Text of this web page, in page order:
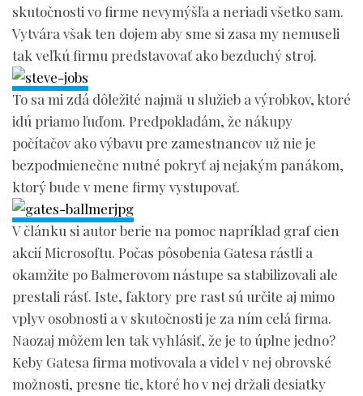
skutočnosti vo firme nevymýšľa a neriadi všetko sam.
Vytvára však ten dojem aby sme si zasa my nemuseli
tak veľkú firmu predstavovať ako bezduchý stroj.
To sa mi zdá dôležité najmä u služieb a výrobkov, ktoré
idú priamo ľuďom. Predpokladám, že nákupy
počítačov ako výbavu pre zamestnancov už nie je
bezpodmienečne nutné pokryť aj nejakým panákom,
ktorý bude v mene firmy vystupovať.
V článku si autor berie na pomoc napríklad graf cien
akcií Microsoftu. Počas pôsobenia Gatesa rástli a
okamžite po Balmerovom nástupe sa stabilizovali ale
prestali rásť. Iste, faktory pre rast sú určite aj mimo
vplyv osobnosti a v skutočnosti je za ním celá firma.
Naozaj môžem len tak vyhlásiť, že je to úplne jedno?
Keby Gatesa firma motivovala a videl v nej obrovské
možnosti, presne tie, ktoré ho v nej držali desiatky